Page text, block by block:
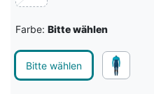
Farbe: Bitte wählen
Bitte wählen